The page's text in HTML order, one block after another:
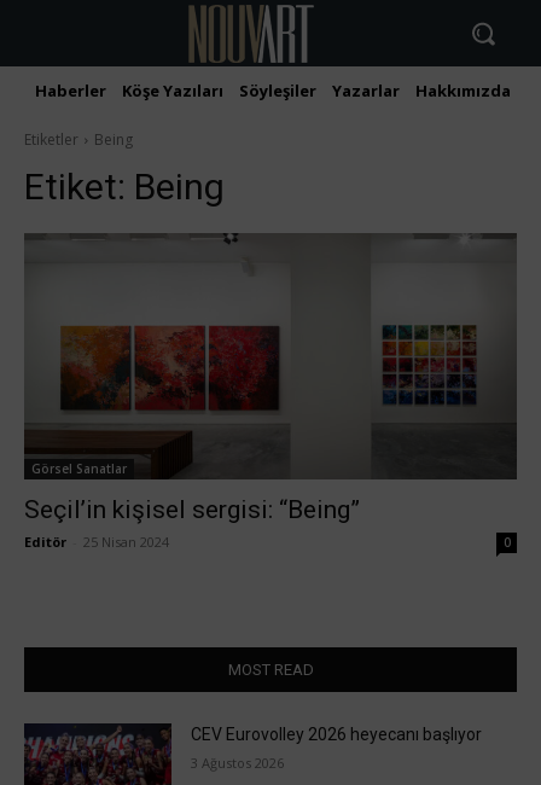
Haberler Köşe Yazıları Söyleşiler Yazarlar Hakkımızda
Etiketler Being
Etiket: Being
Görsel Sanatlar
Seçil’in kişisel sergisi: “Being”
Editör 25 Nisan 2024 0
MOST READ
CEV Eurovolley 2026 heyecanı başlıyor
3 Ağustos 2026